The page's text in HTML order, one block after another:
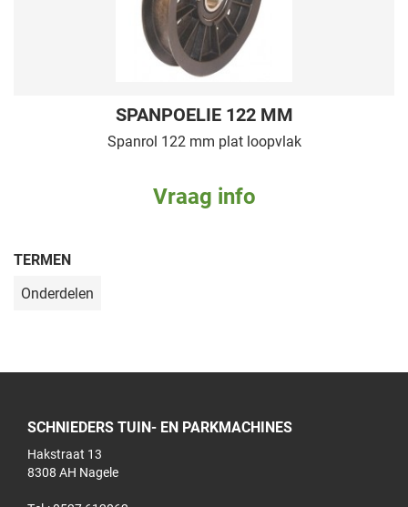
SPANPOELIE 122 MM
Spanrol 122 mm plat loopvlak
Vraag info
TERMEN
Onderdelen
SCHNIEDERS TUIN- EN PARKMACHINES
Hakstraat 13
8308 AH Nagele